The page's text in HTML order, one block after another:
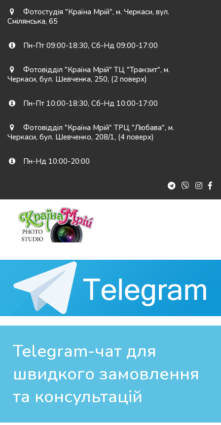
Фотостудія "Країна Мрій", м. Черкаси, вул.
Смілянська, 65
Пн-Пт 09:00-18:30, Сб-Нд 09:00-17:00
Фотовідділ "Країна Мрій" ТЦ "Транзит", м.
Черкаси, бул. Шевченка, 250, (2 поверх)
Пн-Пт 10:00-18:30, Сб-Нд 10:00-17:00
Фотовідділ "Країна Мрій" ТРЦ "Любава", м.
Черкаси, бул. Шевченко, 208/1, (4 поверх)
Пн-Нд 10:00-20:00
Telegram-чат для
швидкого замовлення
та консультацій